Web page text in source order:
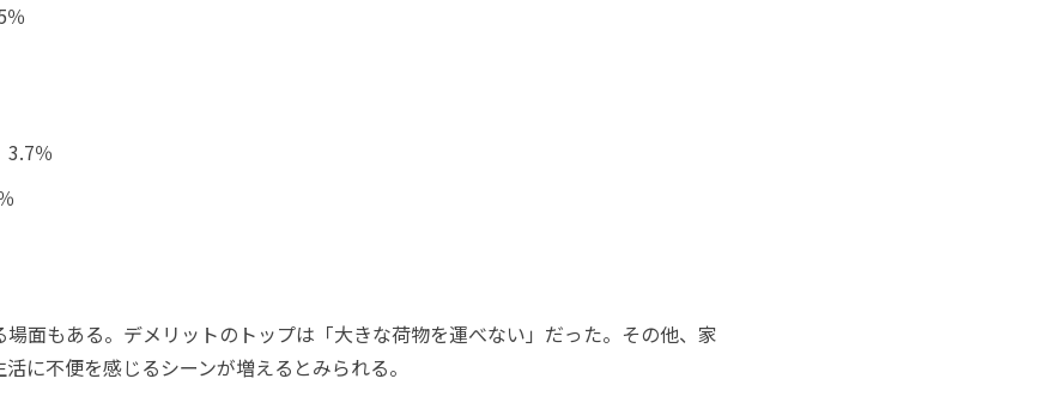
％
面もある。デメリットのトップは「大きな荷物を運べない」だった。その他、家
に不便を感じるシーンが増えるとみられる。